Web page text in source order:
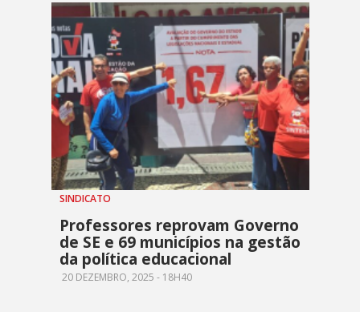
SINDICATO
Professores reprovam Governo
de SE e 69 municípios na gestão
da política educacional
20 DEZEMBRO, 2025 - 18H40